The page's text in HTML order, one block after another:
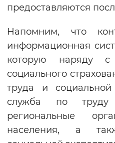
предоставляются
Напомним, что
информационная
которую наряду
социального
труда и
служба по труду
региональные
населения, а